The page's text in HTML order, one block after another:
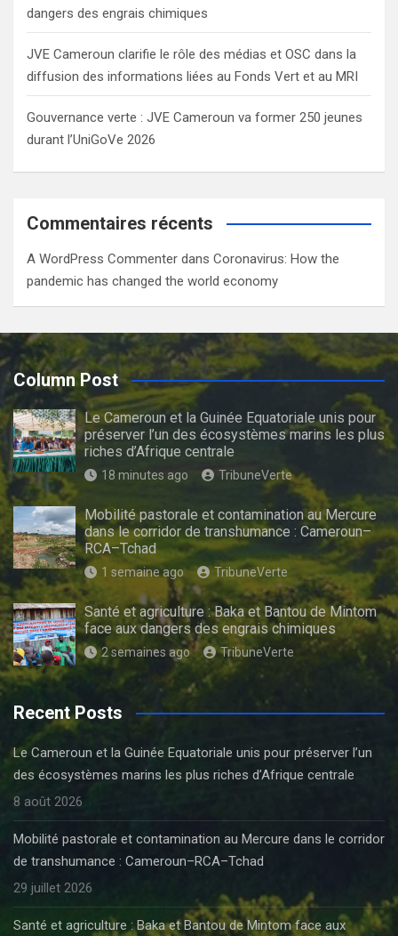
dangers des engrais chimiques
JVE Cameroun clarifie le rôle des médias et OSC dans la
diffusion des informations liées au Fonds Vert et au MRI
Gouvernance verte : JVE Cameroun va former 250 jeunes
durant l’UniGoVe 2026
Commentaires récents
A WordPress Commenter dans Coronavirus: How the
pandemic has changed the world economy
Column Post
Le Cameroun et la Guinée Equatoriale unis pour
préserver l’un des écosystèmes marins les plus
riches d’Afrique centrale
18 minutes ago TribuneVerte
Mobilité pastorale et contamination au Mercure
dans le corridor de transhumance : Cameroun–
RCA–Tchad
1 semaine ago TribuneVerte
Santé et agriculture : Baka et Bantou de Mintom
face aux dangers des engrais chimiques
2 semaines ago TribuneVerte
Recent Posts
Le Cameroun et la Guinée Equatoriale unis pour préserver l’un
des écosystèmes marins les plus riches d’Afrique centrale
8 août 2026
Mobilité pastorale et contamination au Mercure dans le corridor
de transhumance : Cameroun–RCA–Tchad
29 juillet 2026
Santé et agriculture : Baka et Bantou de Mintom face aux